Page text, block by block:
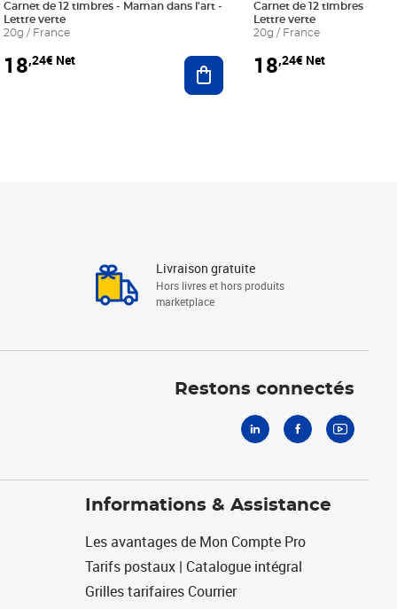
au panier
Carnet de 12 timbres - Maman dans l'art -
Lettre verte
20g / France
18,24€ Net Ajouter au panier
Carnet de 12 timbres - Le
Lettre verte
20g / France
18,24€ Net
Livraison gratuite
Hors livres et hors produits
marketplace
Restons connectés
Informations & Assistance
Les avantages de Mon Compte Pro
Tarifs postaux | Catalogue intégral
Grilles tarifaires Courrier